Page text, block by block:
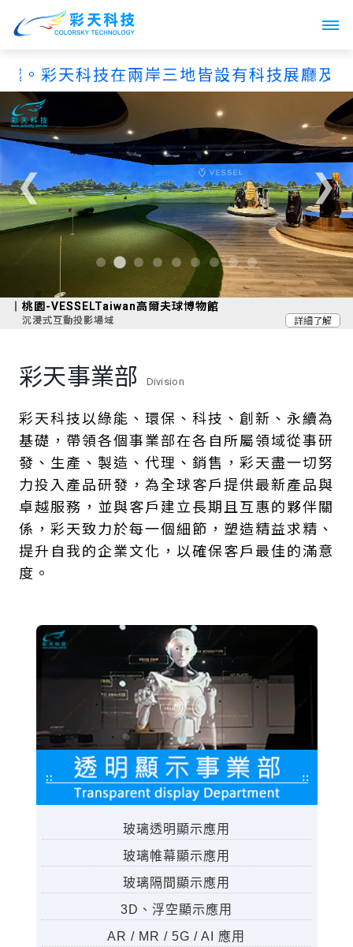
Toggle
科技在兩岸三地皆設有科技展廳及據點，
桃 園 -VESS ELTaiwan高爾夫球博物館
沉浸式互動投影場域 詳細了解
❮ ❯
彩天事業部 Division
彩天科技以綠能、環保、科技、創新、永續為
基礎，帶領各個事業部在各自所屬領域從事研
發、生產、製造、代理、銷售，彩天盡一切努
力投入產品研發，為全球客戶提供最新產品與
卓越服務，並與客戶建立長期且互惠的夥伴關
係，彩天致力於每一個細節，塑造精益求精、
提升自我的企業文化，以確保客戶最佳的滿意
度。
玻璃透明顯示應用
玻璃帷幕顯示應用
玻璃隔間顯示應用
3D、浮空顯示應用
AR / MR / 5G / AI 應用